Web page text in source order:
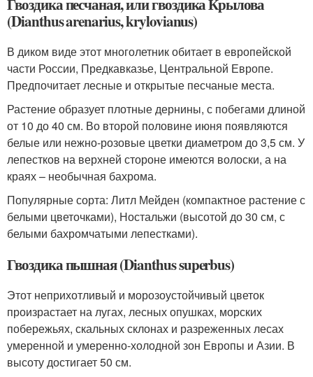
Гвоздика песчаная, или гвоздика Крылова
(Dianthus arenarius, krylovianus)
В диком виде этот многолетник обитает в европейской
части России, Предкавказье, Центральной Европе.
Предпочитает лесные и открытые песчаные места.
Растение образует плотные дернины, с побегами длиной
от 10 до 40 см. Во второй половине июня появляются
белые или нежно-розовые цветки диаметром до 3,5 см. У
лепестков на верхней стороне имеются волоски, а на
краях – необычная бахрома.
Популярные сорта: Литл Мейден (компактное растение с
белыми цветочками), Ностальжи (высотой до 30 см, с
белыми бахромчатыми лепестками).
Гвоздика пышная (Dianthus superbus)
Этот неприхотливый и морозоустойчивый цветок
произрастает на лугах, лесных опушках, морских
побережьях, скальных склонах и разреженных лесах
умеренной и умеренно-холодной зон Европы и Азии. В
высоту достигает 50 см.